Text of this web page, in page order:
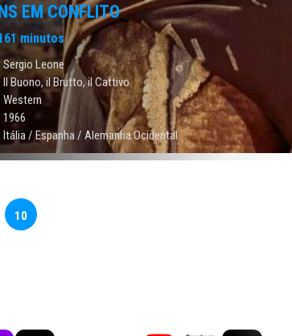
EM CONFLITO
minutos
Sergio Leone
Il Buono, il Brutto, il Cattivo
Western
1966
Itália / Espanha / Alemanha Ocidental
10